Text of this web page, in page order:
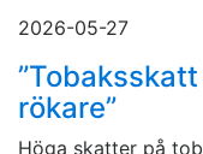
2026-05-27
rökare”
Höga skatter på